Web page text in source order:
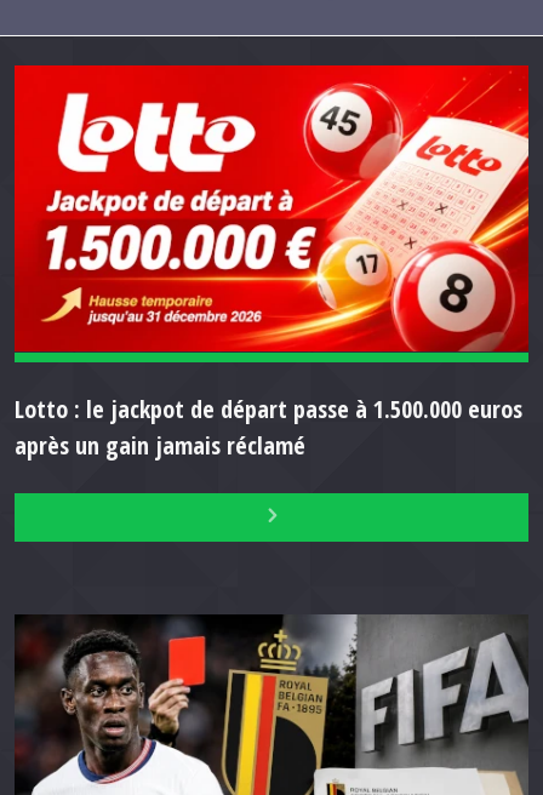
Lotto : le jackpot de départ passe à 1.500.000 euros
après un gain jamais réclamé